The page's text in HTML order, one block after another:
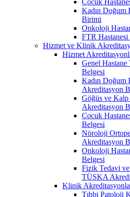
Kadın Doğum
Birimi
Onkoloji
FTR
Hizmet ve Klinik
Hizmet
Genel
Belgesi
Kadın Doğum
Akreditasyon
Göğüs ve
Akreditasyon
Çocuk
Belgesi
Nöroloji
Akreditasyon
Onkoloji
Belgesi
Fizik Tedavi
TÜSKA
Klinik
Tıbbi Patoloji